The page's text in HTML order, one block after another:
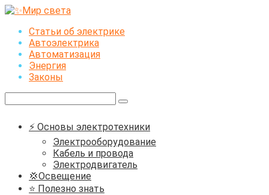
Перейти
контентуСтатьи об электрике
Автоэлектрика
Автоматизация
Энергия
Законы
⚡ Основы электротехники
Электрооборудование
Кабель и провода
Электродвигатель
💢Освещение
⭐ Полезно знать